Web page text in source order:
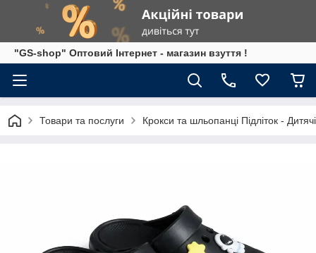
"GS-shop" Оптовий Інтернет - магазин взуття !
Товари та послуги Крокси та шльопанці Підліток - Дитячі